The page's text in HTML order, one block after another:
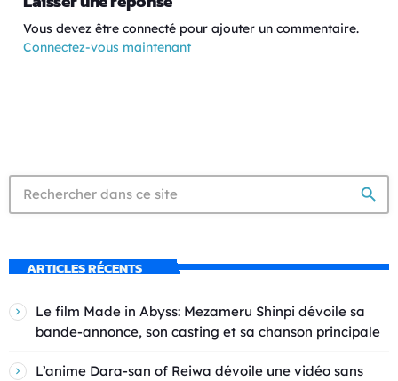
Vous devez être connecté pour ajouter un commentaire.
Connectez-vous maintenant
search
ARTICLES RÉCENTS
Le film Made in Abyss: Mezameru Shinpi dévoile sa
bande-annonce, son casting et sa chanson principale
L’anime Dara-san of Reiwa dévoile une vidéo sans